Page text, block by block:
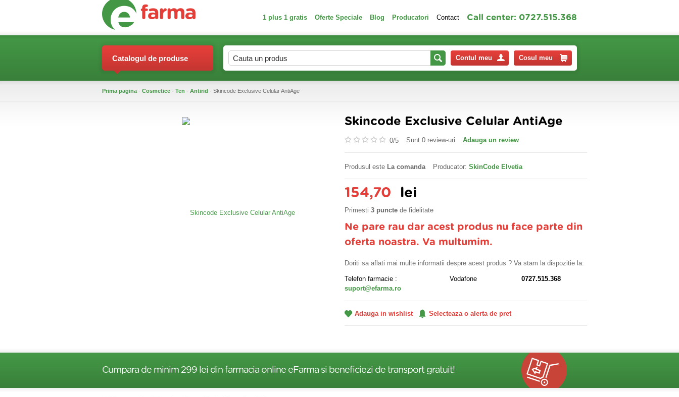
1 plus 1 gratis Oferte Speciale Blog Producatori Contact Call center: 0727.515.368
Catalogul de produse Contul meu Cosul meu
Prima pagina - Cosmetice - Ten - Antirid - Skincode Exclusive Celular AntiAge
Skincode Exclusive Celular AntiAge
0/5 Sunt 0 review-uri Adauga un review
Produsul este La comanda Producator: SkinCode Elvetia
154,70 lei
Primesti 3 puncte de fidelitate
Ne pare rau dar acest produs nu face parte din
oferta noastra. Va multumim.
Doriti sa aflati mai multe informatii despre acest produs ? Va stam la dispozitie la:
Telefon farmacie : Vodafone
0727.515.368
suport@efarma.ro
Adauga in wishlist Selecteaza o alerta de pret
Cumpara de minim 299 lei din farmacia online eFarma si beneficiezi de transport gratuit!